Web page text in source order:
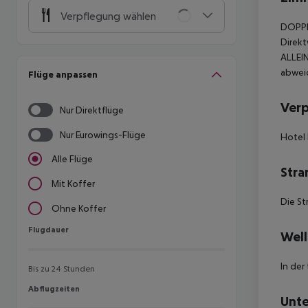
Verpflegung wählen
Flüge anpassen
Nur Direktflüge
Nur Eurowings-Flüge
Alle Flüge
Mit Koffer
Ohne Koffer
Flugdauer
Flugdauer
Bis zu 24 Stunden
Abflugzeiten
Abflugzeiten
Hotel
Die
In der